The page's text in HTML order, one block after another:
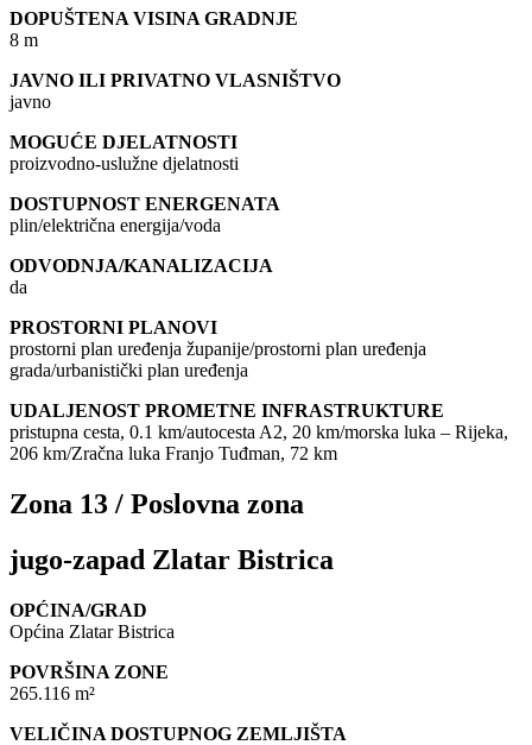
DOPUŠTENA VISINA GRADNJE
8 m
JAVNO ILI PRIVATNO VLASNIŠTVO
javno
MOGUĆE DJELATNOSTI
proizvodno-uslužne djelatnosti
DOSTUPNOST ENERGENATA
plin/električna energija/voda
ODVODNJA/KANALIZACIJA
da
PROSTORNI PLANOVI
prostorni plan uređenja županije/prostorni plan uređenja
grada/urbanistički plan uređenja
UDALJENOST PROMETNE INFRASTRUKTURE
pristupna cesta, 0.1 km/autocesta A2, 20 km/morska luka – Rijeka,
206 km/Zračna luka Franjo Tuđman, 72 km
Zona 13 / Poslovna zona
jugo-zapad Zlatar Bistrica
OPĆINA/GRAD
Općina Zlatar Bistrica
POVRŠINA ZONE
265.116 m²
VELIČINA DOSTUPNOG ZEMLJIŠTA